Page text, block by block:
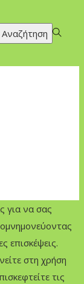
Αναζήτηση
για να σας
επισκέψεις.
στη χρήση
τις